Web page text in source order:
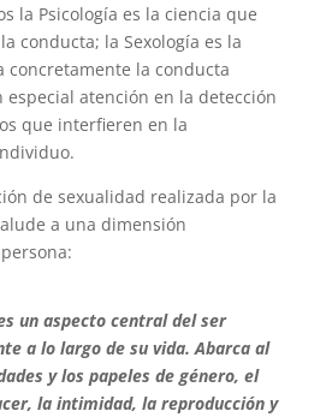
la Psicología es la ciencia que
conducta; la Sexología es la
concretamente la conducta
especial atención en la detección
que interfieren en la
de sexualidad realizada por la
a una dimensión
un aspecto central del ser
a lo largo de su vida. Abarca al
y los papeles de género, el
la intimidad, la reproducción y